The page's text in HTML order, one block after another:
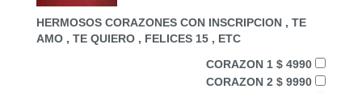
HERMOSOS CORAZONES CON INSCRIPCION , TE
AMO , TE QUIERO , FELICES 15 , ETC
CORAZON 1 $ 4990
CORAZON 2 $ 9990